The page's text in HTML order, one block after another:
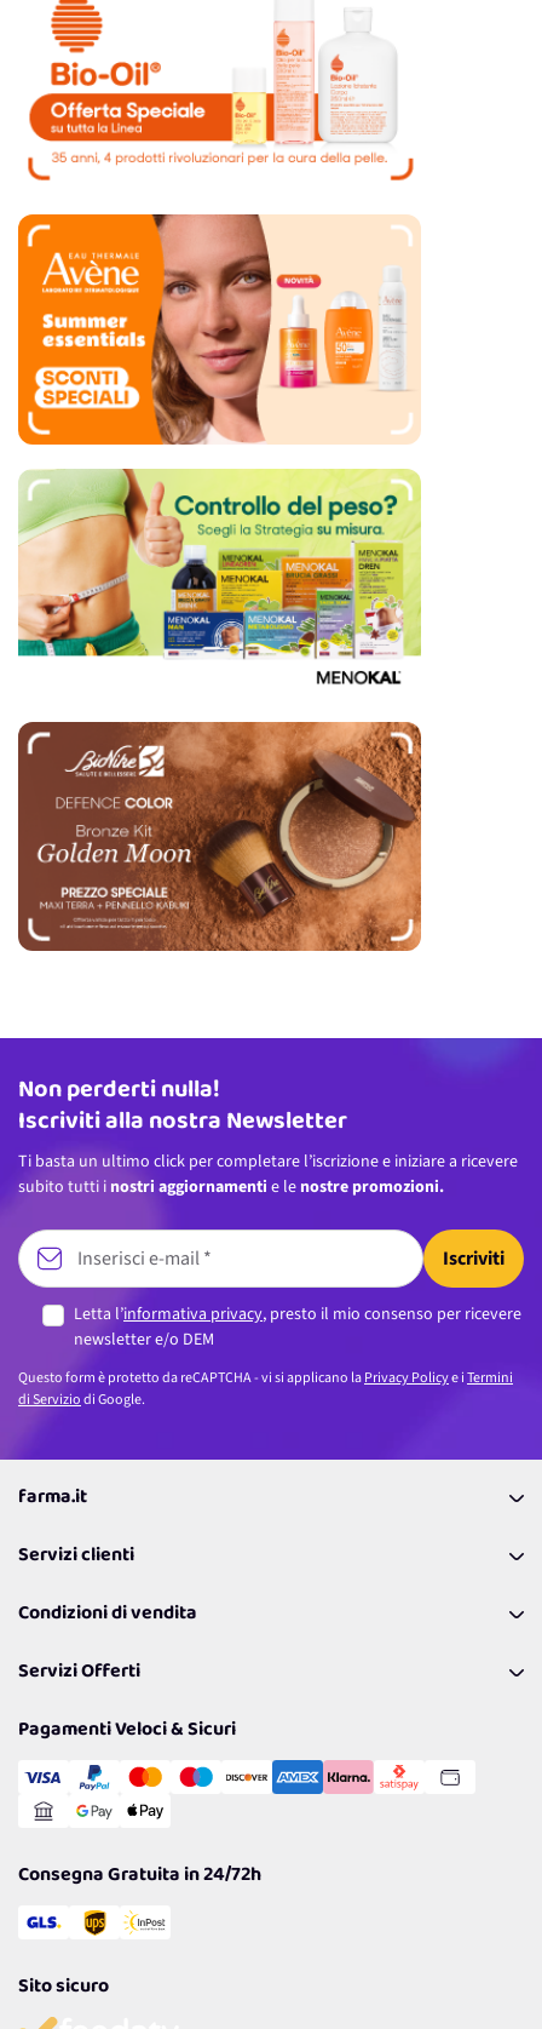
Indirizzo email
Non perderti nulla!
Iscriviti alla nostra Newsletter
Ti basta un ultimo click per completare l’iscrizione e iniziare a ricevere
subito tutti i nostri aggiornamenti e le nostre promozioni.
Iscriviti
Letta l’informativa privacy, presto il mio consenso per ricevere
newsletter e/o DEM
Questo form è protetto da reCAPTCHA - vi si applicano laPrivacy Policye iTermini
di Serviziodi Google.
farma.it
Coupon
Lavora con noi
Politiche per la parità di genere
Servizi clienti
Richiamami
Resi
Condizioni di vendita
Spedizioni
Cookie Policy
Gestisci Cookie
Servizi Offerti
Reso Facile e Veloce
Pagamenti Veloci & Sicuri
Consegna Gratuita in 24/72h
Sito sicuro